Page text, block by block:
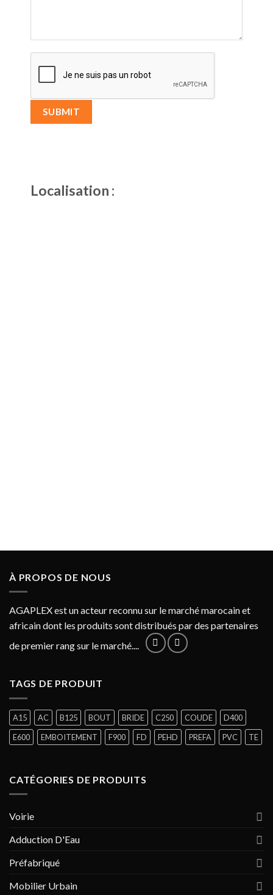
Localisation :
À PROPOS DE NOUS
AGAPLEX est un acteur reconnu sur le marché marocain et
africain dont les produits sont distribués par des partenaires
de premier rang sur le marché....
TAGS DE PRODUIT
A15 AC B125 BOUT BRIDE C250 COUDE
D400
E600
EMBOITEMENT F900 FD PEHD PREFA PVC TE
CATÉGORIES DE PRODUITS
Voirie
Adduction D'Eau
Préfabriqué
Mobilier Urbain